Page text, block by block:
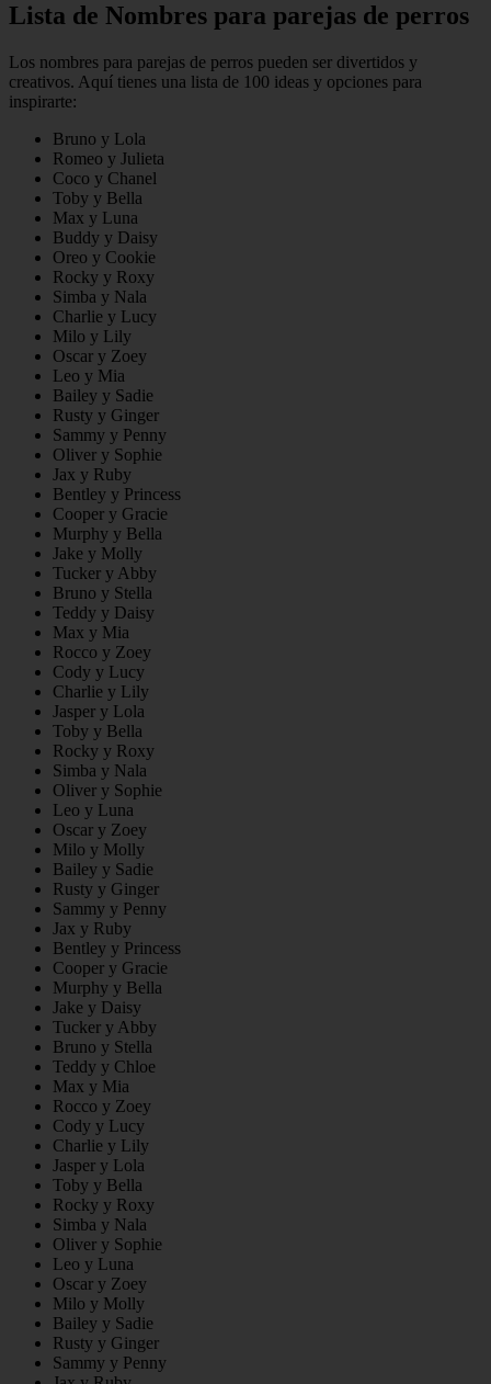
Lista de Nombres para parejas de perros
Los nombres para parejas de perros pueden ser divertidos y
creativos. Aquí tienes una lista de 100 ideas y opciones para
inspirarte:
Bruno y Lola
Romeo y Julieta
Coco y Chanel
Toby y Bella
Max y Luna
Buddy y Daisy
Oreo y Cookie
Rocky y Roxy
Simba y Nala
Charlie y Lucy
Milo y Lily
Oscar y Zoey
Leo y Mia
Bailey y Sadie
Rusty y Ginger
Sammy y Penny
Oliver y Sophie
Jax y Ruby
Bentley y Princess
Cooper y Gracie
Murphy y Bella
Jake y Molly
Tucker y Abby
Bruno y Stella
Teddy y Daisy
Max y Mia
Rocco y Zoey
Cody y Lucy
Charlie y Lily
Jasper y Lola
Toby y Bella
Rocky y Roxy
Simba y Nala
Oliver y Sophie
Leo y Luna
Oscar y Zoey
Milo y Molly
Bailey y Sadie
Rusty y Ginger
Sammy y Penny
Jax y Ruby
Bentley y Princess
Cooper y Gracie
Murphy y Bella
Jake y Daisy
Tucker y Abby
Bruno y Stella
Teddy y Chloe
Max y Mia
Rocco y Zoey
Cody y Lucy
Charlie y Lily
Jasper y Lola
Toby y Bella
Rocky y Roxy
Simba y Nala
Oliver y Sophie
Leo y Luna
Oscar y Zoey
Milo y Molly
Bailey y Sadie
Rusty y Ginger
Sammy y Penny